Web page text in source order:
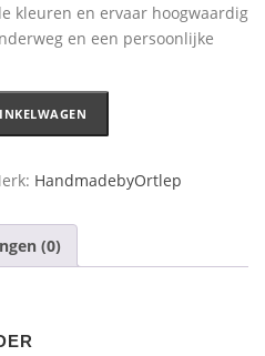
kleuren en ervaar hoogwaardig
en een persoonlijke
HandmadebyOrtlep
(0)